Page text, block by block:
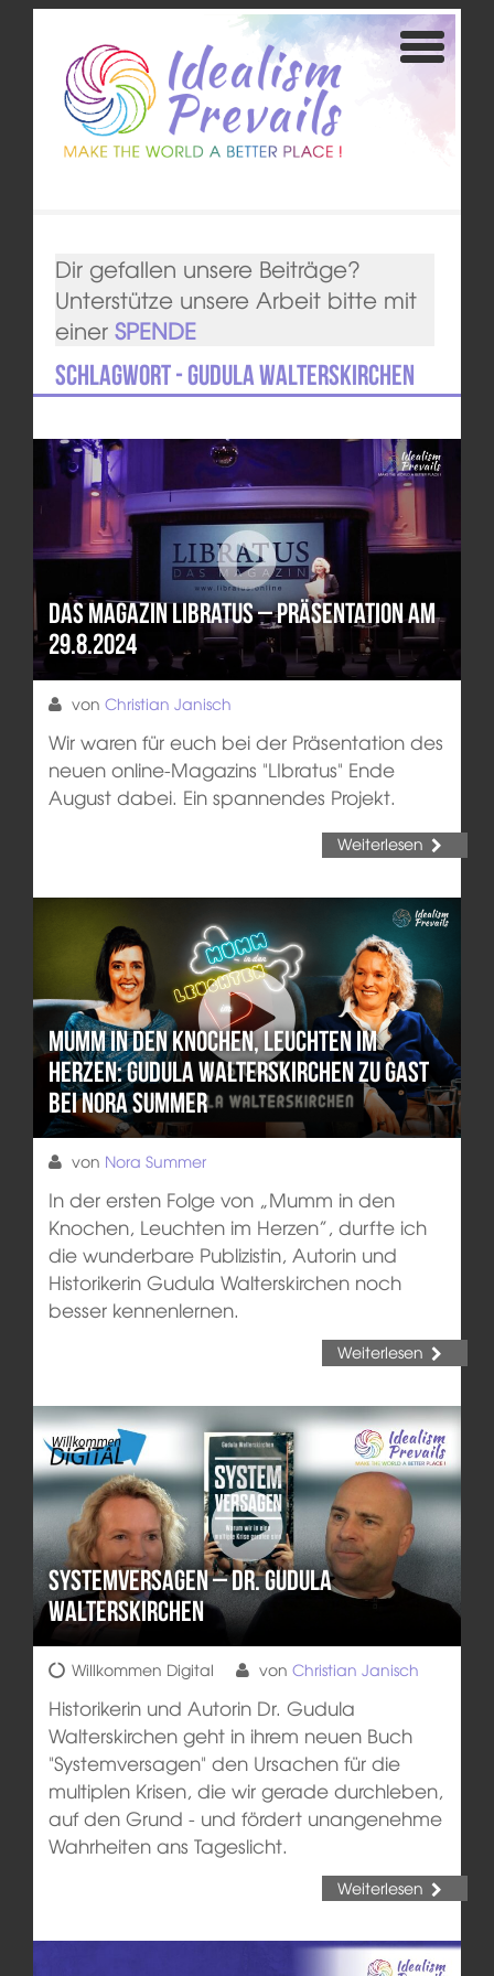
Dir gefallen unsere Beiträge?
Unterstütze unsere Arbeit bitte mit
einer SPENDE
Schlagwort - Gudula Walterskirchen
Das Magazin Libratus – Präsentation am
29.8.2024
von Christian Janisch
Wir waren für euch bei der Präsentation des
neuen online-Magazins "LIbratus" Ende
August dabei. Ein spannendes Projekt.
Weiterlesen
Mumm in den Knochen, Leuchten im
Herzen: Gudula Walterskirchen zu Gast
bei Nora Summer
von Nora Summer
In der ersten Folge von „Mumm in den
Knochen, Leuchten im Herzen”, durfte ich
die wunderbare Publizistin, Autorin und
Historikerin Gudula Walterskirchen noch
besser kennenlernen.
Weiterlesen
Systemversagen – Dr. Gudula
Walterskirchen
Willkommen Digital von Christian Janisch
Historikerin und Autorin Dr. Gudula
Walterskirchen geht in ihrem neuen Buch
"Systemversagen" den Ursachen für die
multiplen Krisen, die wir gerade durchleben,
auf den Grund - und fördert unangenehme
Wahrheiten ans Tageslicht.
Weiterlesen